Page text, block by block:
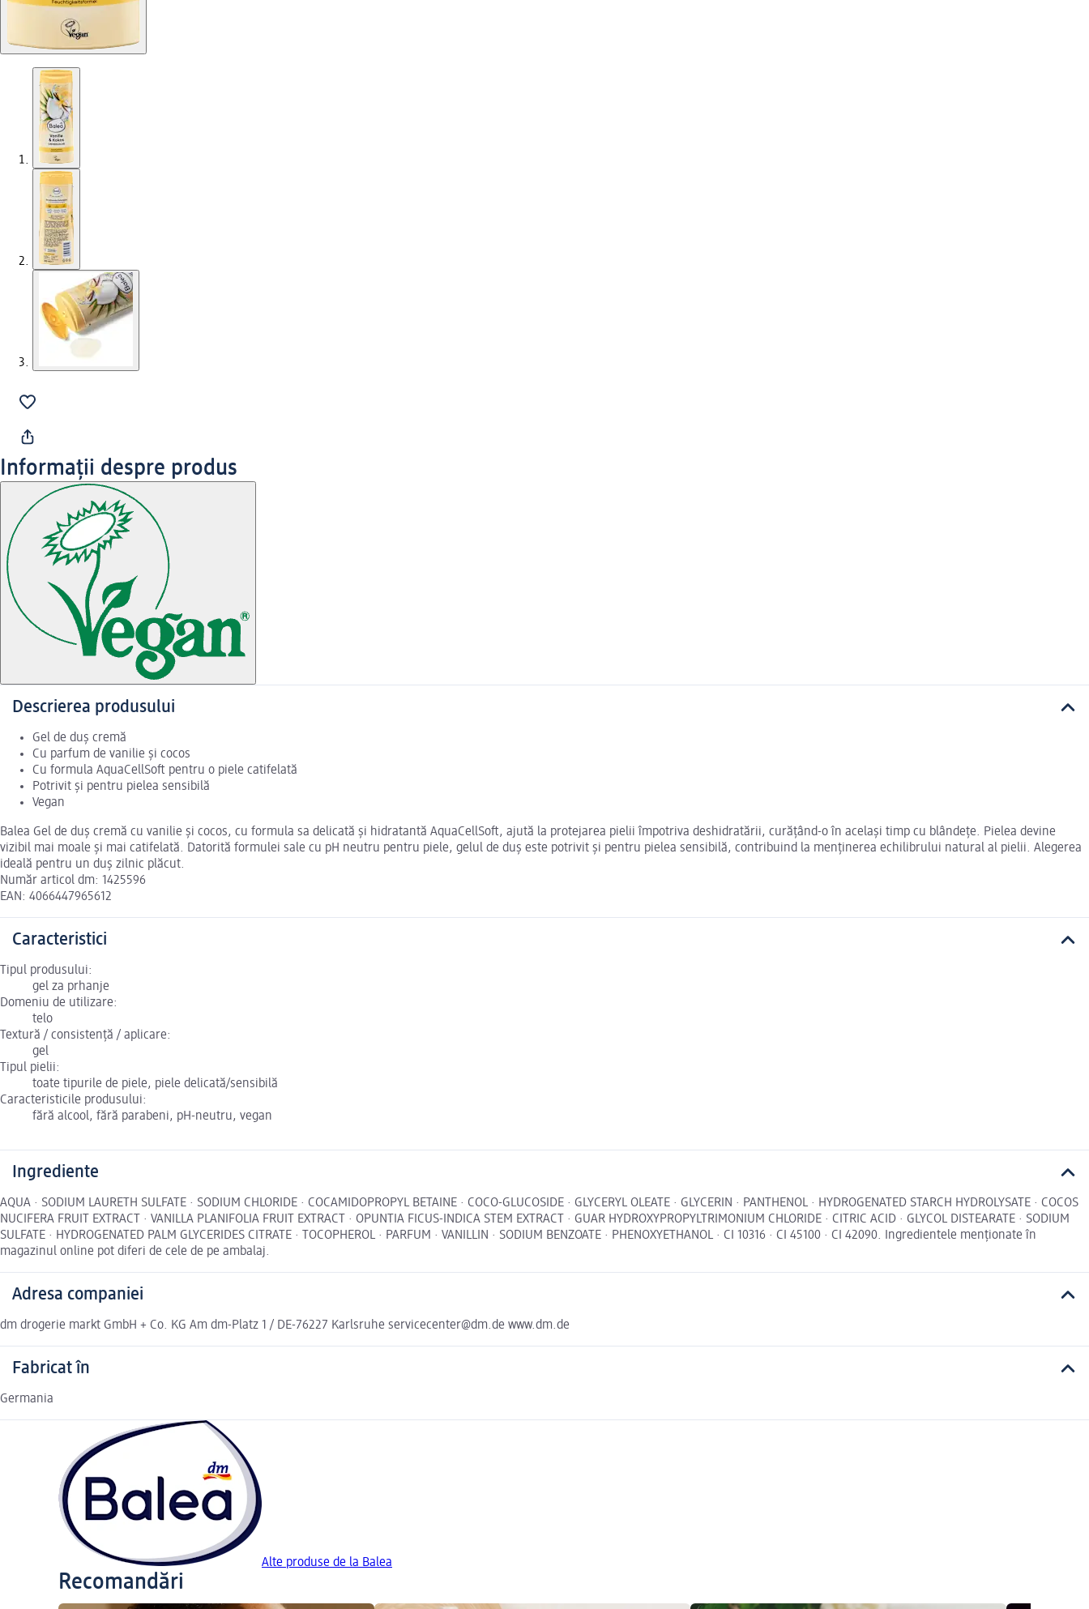
Informații despre produs
Descrierea produsului
Gel de duș cremă
Cu parfum de vanilie și cocos
Cu formula AquaCellSoft pentru o piele catifelată
Potrivit și pentru pielea sensibilă
Vegan
Balea Gel de duș cremă cu vanilie și cocos, cu formula sa delicată și hidratantă AquaCellSoft, ajută la protejarea pielii împotriva deshidratării, curățând-o în același timp cu blândețe. Pielea devine
vizibil mai moale și mai catifelată. Datorită formulei sale cu pH neutru pentru piele, gelul de duș este potrivit și pentru pielea sensibilă, contribuind la menținerea echilibrului natural al pielii. Alegerea
ideală pentru un duș zilnic plăcut.
Număr articol dm: 1425596
EAN: 4066447965612
Caracteristici
Tipul produsului:
gel za prhanje
Domeniu de utilizare:
telo
Textură / consistență / aplicare:
gel
Tipul pielii:
toate tipurile de piele, piele delicată/sensibilă
Caracteristicile produsului:
fără alcool, fără parabeni, pH-neutru, vegan
Ingrediente
AQUA · SODIUM LAURETH SULFATE · SODIUM CHLORIDE · COCAMIDOPROPYL BETAINE · COCO-GLUCOSIDE · GLYCERYL OLEATE · GLYCERIN · PANTHENOL · HYDROGENATED STARCH HYDROLYSATE · COCOS
NUCIFERA FRUIT EXTRACT · VANILLA PLANIFOLIA FRUIT EXTRACT · OPUNTIA FICUS-INDICA STEM EXTRACT · GUAR HYDROXYPROPYLTRIMONIUM CHLORIDE · CITRIC ACID · GLYCOL DISTEARATE · SODIUM
SULFATE · HYDROGENATED PALM GLYCERIDES CITRATE · TOCOPHEROL · PARFUM · VANILLIN · SODIUM BENZOATE · PHENOXYETHANOL · CI 10316 · CI 45100 · CI 42090. Ingredientele menționate în
magazinul online pot diferi de cele de pe ambalaj.
Adresa companiei
dm drogerie markt GmbH + Co. KG Am dm-Platz 1 / DE-76227 Karlsruhe servicecenter@dm.de www.dm.de
Fabricat în
Germania
Alte produse de la Balea
Recomandări